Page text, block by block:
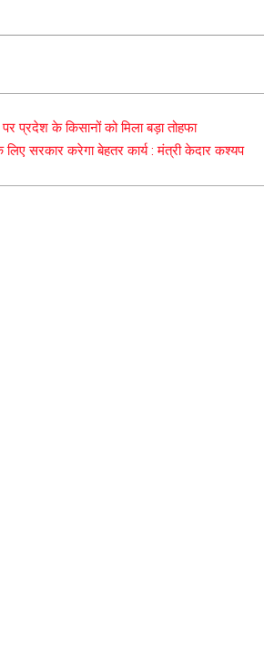
प्रदेश के किसानों को मिला बड़ा तोहफा
लिए सरकार करेगा बेहतर कार्य : मंत्री केदार कश्यप